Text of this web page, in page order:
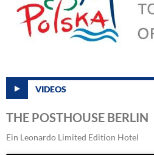
VIDEOS
THE POSTHOUSE BERLIN
Ein Leonardo Limited Edition Hotel